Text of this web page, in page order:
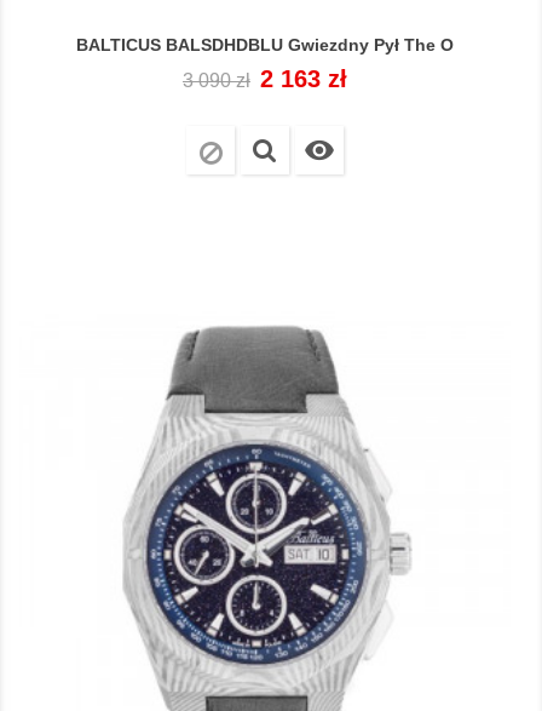
BALTICUS BALSDHDBLU Gwiezdny Pył The O
Cena
3 090 zł Cena
2 163 zł
